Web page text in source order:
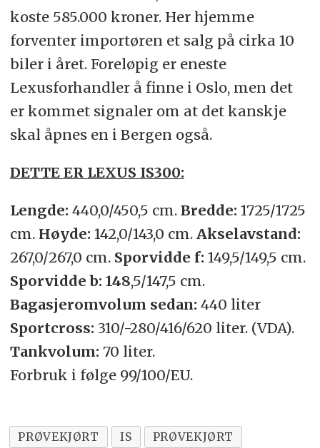
koste 585.000 kroner. Her hjemme
forventer importøren et salg på cirka 10
biler i året. Foreløpig er eneste
Lexusforhandler å finne i Oslo, men det
er kommet signaler om at det kanskje
skal åpnes en i Bergen også.
DETTE ER LEXUS IS300:
Lengde: 440,0/450,5 cm. Bredde: 1725/1725
cm. Høyde: 142,0/143,0 cm. Akselavstand:
267,0/267,0 cm. Sporvidde f: 149,5/149,5 cm.
Sporvidde b: 148,5/147,5 cm.
Bagasjeromvolum sedan: 440 liter
Sportcross: 310/-280/416/620 liter. (VDA).
Tankvolum: 70 liter.
Forbruk i følge 99/100/EU.
PRØVEKJØRT IS
PRØVEKJØRT